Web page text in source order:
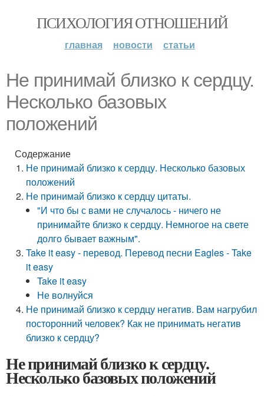
ПСИХОЛОГИЯ ОТНОШЕНИЙ
главная новости статьи
Не принимай близко к сердцу.
Несколько базовых
положений
Содержание
Не принимай близко к сердцу. Несколько базовых
положений
Не принимай близко к сердцу цитаты.
"И что бы с вами не случалось - ничего не
принимайте близко к сердцу. Немногое на свете
долго бывает важным".
Take it easy - перевод. Перевод песни Eagles - Take
it easy
Take it easy
Не волнуйся
Не принимай близко к сердцу негатив. Вам нагрубил
посторонний человек? Как не принимать негатив
близко к сердцу?
Не принимай близко к сердцу.
Несколько базовых положений